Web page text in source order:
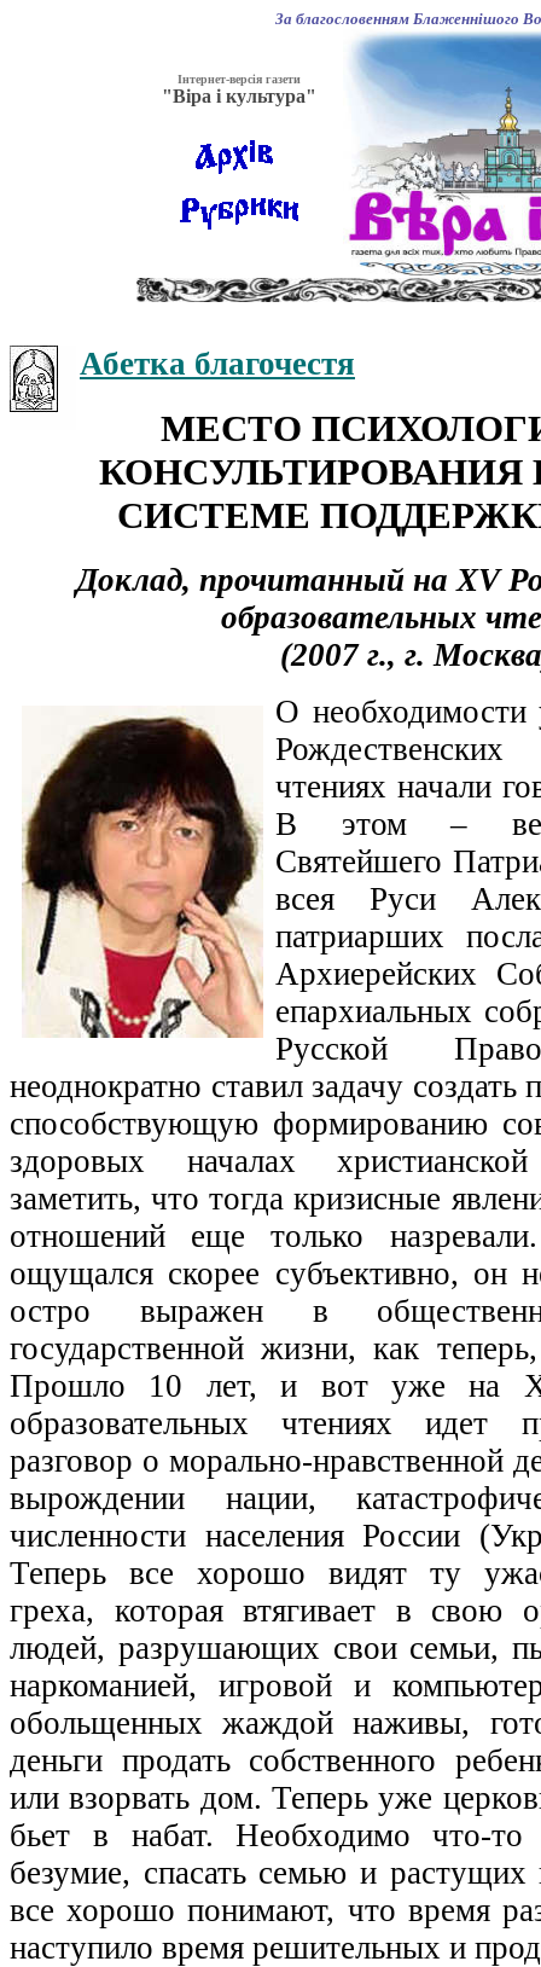
За благословенням Блаженнішого
Інтернет-версія газети
"Віра і культура"
Абетка благочестя
МЕСТО
КОНСУЛЬТИРОВАНИЯ
СИСТЕМЕ
Доклад, прочитанный на XV
образовательных
(2007 г., г.
О необходимости
чтениях начали
В этом –
Святейшего
всея Руси
патриарших
Архиерейских
епархиальных
Русской
неоднократно ставил задачу
способствующую формированию
здоровых началах
заметить, что тогда кризисные
отношений еще только
ощущался скорее субъективно, он
остро выражен в
государственной жизни, как
Прошло 10 лет, и вот уже на
образовательных чтениях идет
разговор о морально-нравственной
вырождении нации,
численности населения России
Теперь все хорошо видят ту
греха, которая втягивает в свою
людей, разрушающих свои семьи,
наркоманией, игровой и
обольщенных жаждой наживы,
деньги продать собственного
или взорвать дом. Теперь уже
бьет в набат. Необходимо что-то
безумие, спасать семью и растущих
все хорошо понимают, что время
наступило время решительных и